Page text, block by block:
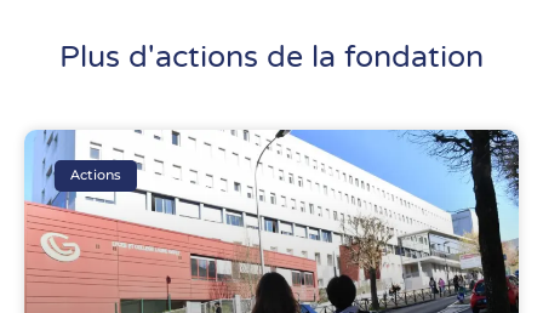
Plus d'actions de la fondation
Actions